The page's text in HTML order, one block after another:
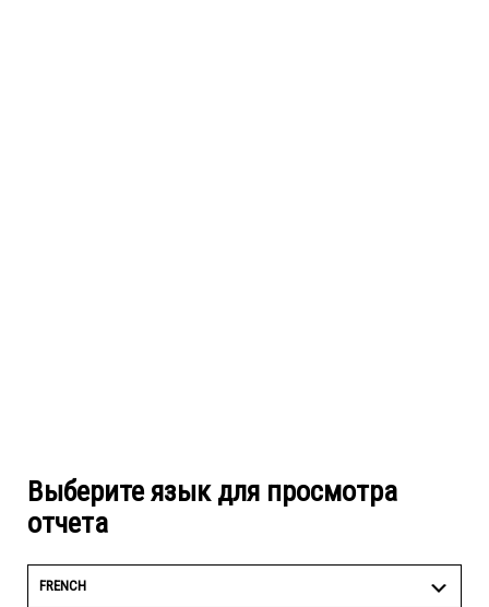
Выберите язык для просмотра
отчета
FRENCH